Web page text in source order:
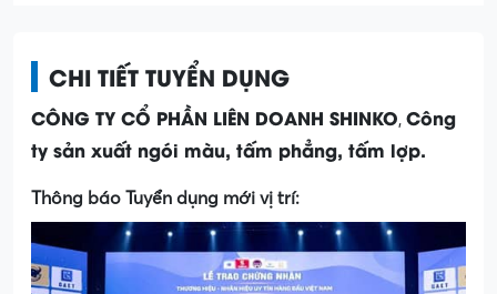
CHI TIẾT TUYỂN DỤNG
CÔNG TY CỔ PHẦN LIÊN DOANH SHINKO, Công
ty sản xuất ngói màu, tấm phẳng, tấm lợp.
Thông báo Tuyển dụng mới vị trí: